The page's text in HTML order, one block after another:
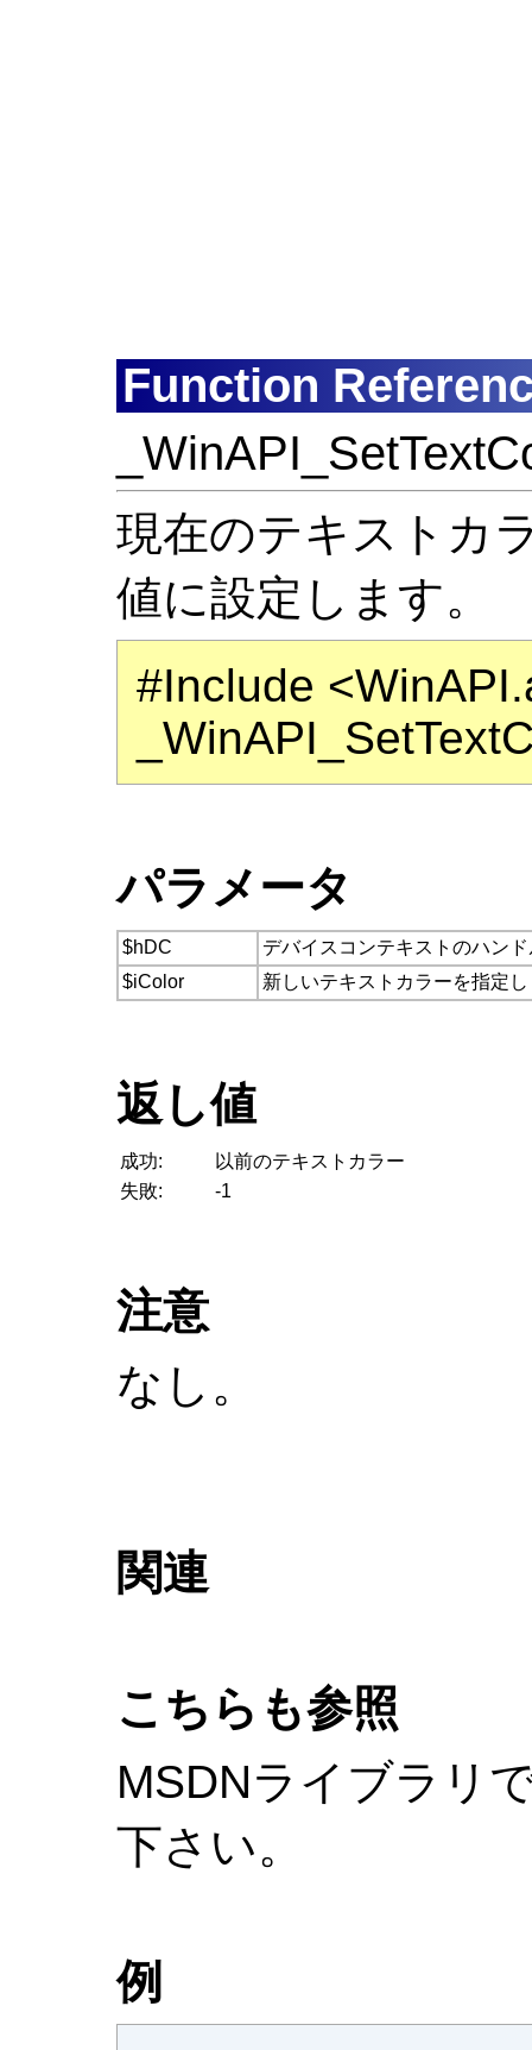
Function
現在のテキストカ
値に設定します。
#Include
パラメータ
$hDC
デバイスコンテキストのハンド
$iColor
新しいテキストカラーを指定
返し値
成功:
以前のテキストカラー
失敗:
-1
注意
なし。
関連
こちらも参照
MSDNライブラリ
下さい。
例